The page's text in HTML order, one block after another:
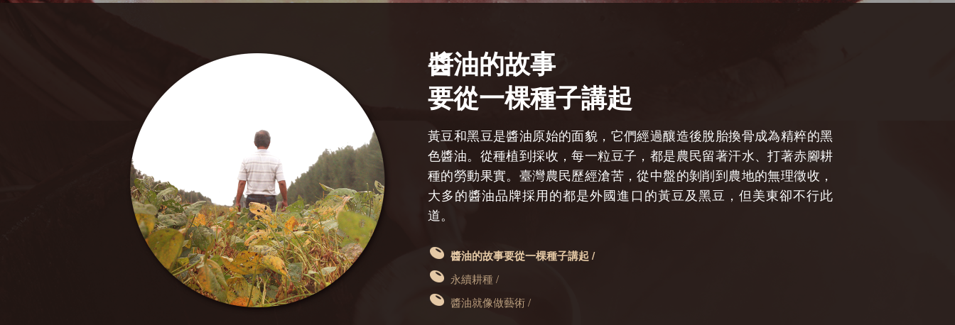
醬油的故事
要從一棵種子講起
黃豆和黑豆是醬油原始的面貌，它們經過釀造後脫胎換骨成為精粹的黑
色醬油。從種植到採收，每一粒豆子，都是農民留著汗水、打著赤腳耕
種的勞動果實。臺灣農民歷經滄苦，從中盤的剝削到農地的無理徵收，
大多的醬油品牌採用的都是外國進口的黃豆及黑豆，但美東卻不行此
道。
醬油的故事要從一棵種子講起 /
永續耕種 /
醬油就像做藝術 /